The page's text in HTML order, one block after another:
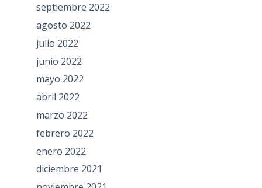
septiembre 2022
agosto 2022
julio 2022
junio 2022
mayo 2022
abril 2022
marzo 2022
febrero 2022
enero 2022
diciembre 2021